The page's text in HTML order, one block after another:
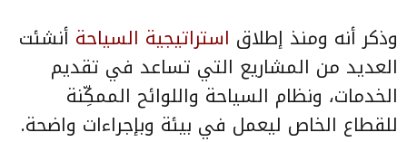
وذكر أنه ومنذ إطلاق استراتيجية السياحة أنشئت
العديد من المشاريع التي تساعد في تقديم
الخدمات، ونظام السياحة واللوائح الممكِّنة
للقطاع الخاص ليعمل في بيئة وبإجراءات واضحة.